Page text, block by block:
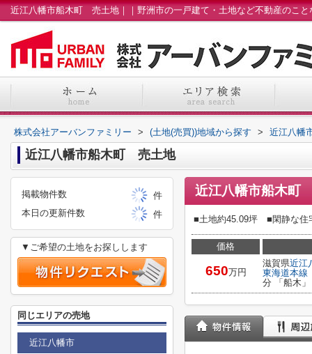
株式会社アーバンファミリー > (土地(売買))地域から探す > 近江八幡
近江八幡市船木町 売土地
近江八幡市船木町
■土地約45.09坪 ■閑静な
価格
650万円
滋賀県近江
東海道本線
分 「船木
掲載物件数
件
本日の更新件数
件
▼ご希望の土地をお探しします
同じエリアの売地
近江八幡市